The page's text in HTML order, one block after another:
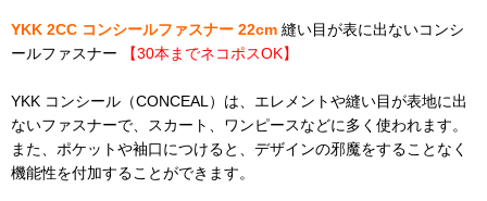
YKK 2CC コンシールファスナー 22cm 縫い目が表に出ないコンシ
ールファスナー
【30本までネコポスOK】
YKK コンシール（CONCEAL）は、エレメントや縫い目が表地に出
ないファスナーで、スカート、ワンピースなどに多く使われます。
また、ポケットや袖口につけると、デザインの邪魔をすることなく
機能性を付加することができます。